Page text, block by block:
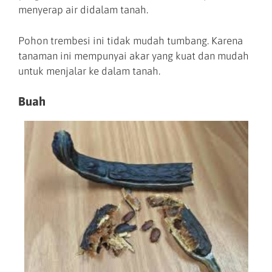
menyerap air didalam tanah.
Pohon trembesi ini tidak mudah tumbang. Karena
tanaman ini mempunyai akar yang kuat dan mudah
untuk menjalar ke dalam tanah.
Buah